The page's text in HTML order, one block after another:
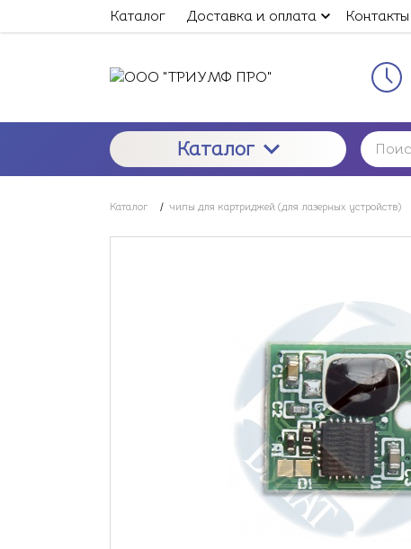
Каталог Доставка и оплата Контакты
Каталог
Каталог / чипы для картриджей (для лазерных устройств)